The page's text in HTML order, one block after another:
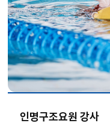
인명구조요원 강사